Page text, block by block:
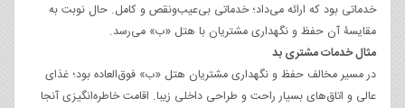
خدماتی بود که ارائه می‌داد؛ خدماتی بی‌عیب‌و‌نقص و کامل. حال نوبت به
مقایسۀ آن حفظ و نگهداری مشتریان با هتل «ب» می‌رسد.
مثال خدمات مشتری بد
در مسیر مخالف حفظ و نگهداری مشتریان هتل «ب» فوق‌العاده بود؛ غذای
عالی و اتاق‌های بسیار راحت و طراحی داخلی زیبا. اقامت خاطره‌انگیزی آنجا